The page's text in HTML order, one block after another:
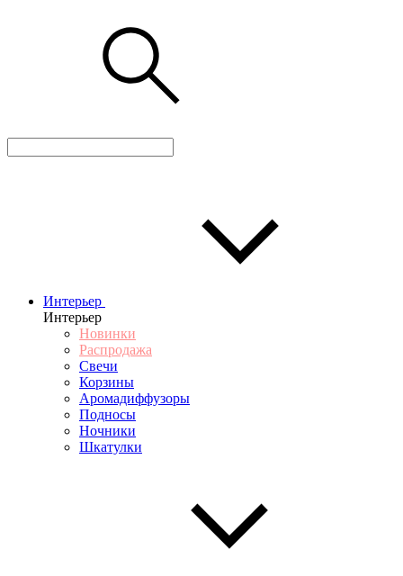
Интерьер
Интерьер
Новинки
Распродажа
Свечи
Корзины
Аромадиффузоры
Подносы
Ночники
Шкатулки